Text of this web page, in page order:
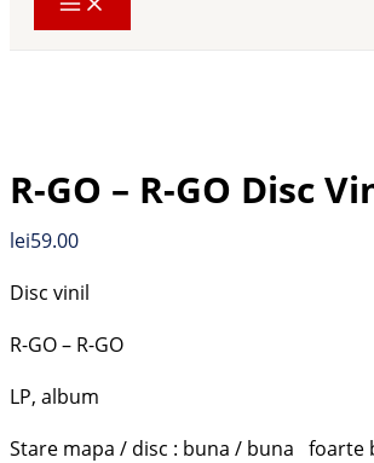
R-GO – R-GO Disc
lei59.00
Disc vinil
R-GO – R-GO
LP, album
Stare mapa / disc : buna / buna foarte